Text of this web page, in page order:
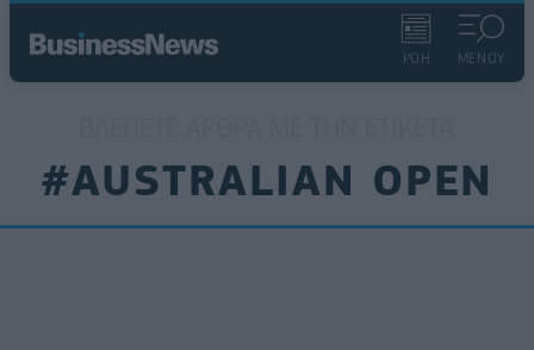
ΡΟΗ ΜΕΝΟΥ
#AUSTRALIAN OPEN